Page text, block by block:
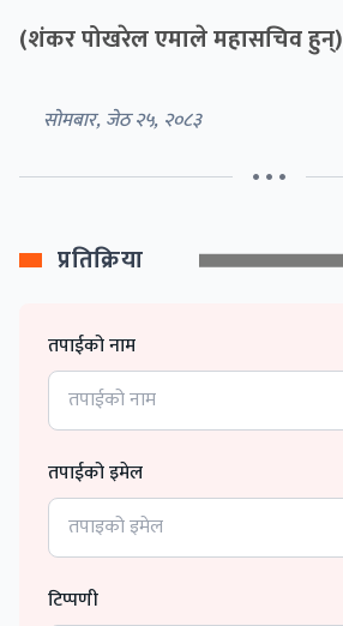
(शंकर पोखरेल एमाले महासचिव हुन्)
सोमबार, जेठ २५, २०८३
• • •
प्रतिक्रिया
तपाईको नाम
तपाईको इमेल
टिप्पणी